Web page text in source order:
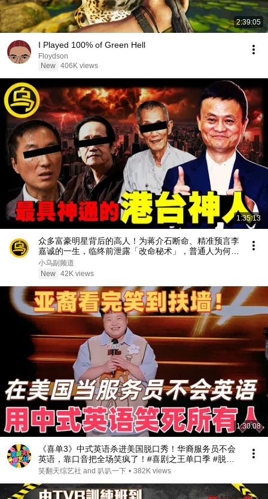
2:39:05
I Played 100% of Green Hell
Floydson
New 406K views
1:35:13
众多富豪明星背后的高人！为蒋介石断命、精准预言李
嘉诚的一生，临终前泄露「改命秘术」，普通人为何忙
忙碌碌却赚不到钱？1小时中间无广告合集[She's
Xiaowu 小乌]
小乌副频道
New 42K views
1:30:08
《喜单3》中式英语杀进美国脱口秀！华裔服务员不会
英语，靠口音把全场笑疯了！#喜剧之王单口季 #脱口
秀 #搞笑 #喜剧 #funny #综艺
笑翻天综艺社 and 叭叭一下 • 382K views